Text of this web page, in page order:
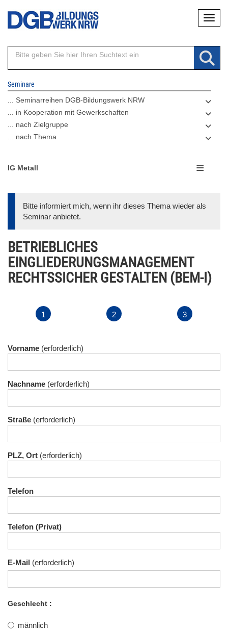
Direkt
Inhalt
Seminare
... Seminarreihen DGB-Bildungswerk NRW
... in Kooperation mit Gewerkschaften
... nach Zielgruppe
... nach Thema
IG Metall
Bitte informiert mich, wenn ihr dieses Thema wieder als
Seminar anbietet.
BETRIEBLICHES
EINGLIEDERUNGSMANAGEMENT
RECHTSSICHER GESTALTEN (BEM-I)
Vorname
Nachname
Straße
PLZ, Ort
Telefon
Telefon (Privat)
E-Mail
Geschlecht
männlich